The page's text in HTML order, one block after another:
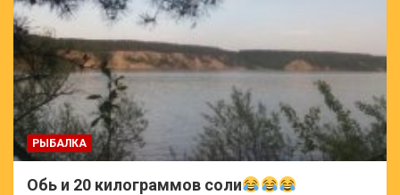
РЫБАЛКА
Обь и 20 килограммов соли